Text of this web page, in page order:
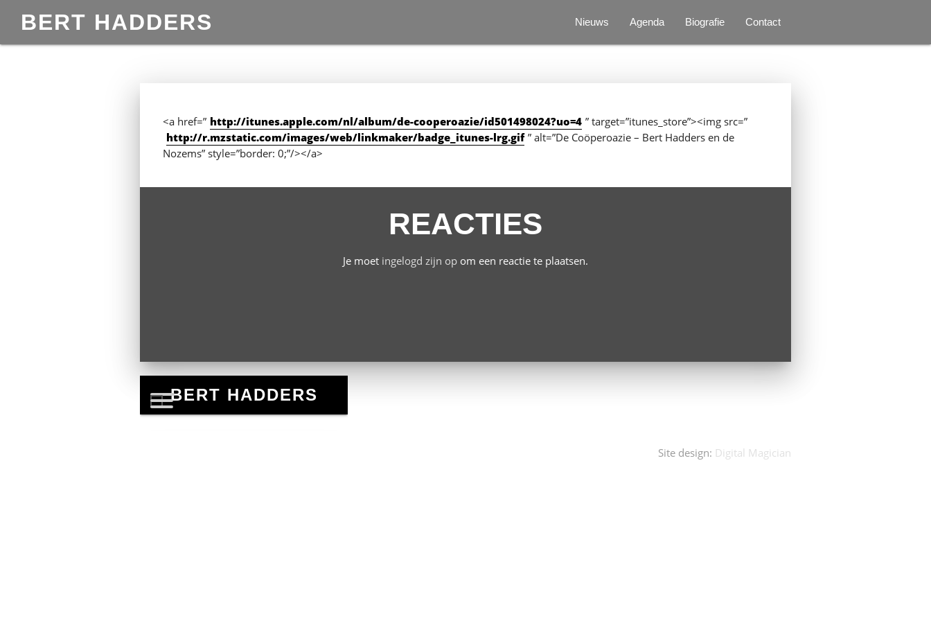
BERT HADDERS Nieuws Agenda Biografie Contact
<a href=” http://itunes.apple.com/nl/album/de-cooperoazie/id501498024?uo=4 ” target=”itunes_store”><img src=”
http://r.mzstatic.com/images/web/linkmaker/badge_itunes-lrg.gif ” alt=”De Coöperoazie – Bert Hadders en de
Nozems” style=”border: 0;”/></a>
REACTIES
Je moet ingelogd zijn opom een reactie te plaatsen.
Site design: Digital Magician